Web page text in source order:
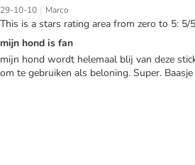
29-10-10 | Marco
This is a stars rating area from zero to 5: 5/5
mijn hond is fan
mijn hond wordt helemaal blij van deze
om te gebruiken als beloning. Super.